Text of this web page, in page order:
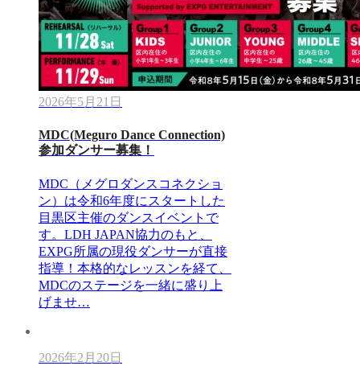
2026年5月21日
MDC(Meguro Dance Connection)
参加ダンサー募集！
MDC（メグロダンスコネクショ
ン）は令和6年度にスタートした
目黒区主催のダンスイベントで
す。LDH JAPAN協力のもと、
EXPG所属の現役ダンサーが直接
指導！本格的なレッスンを経て、
MDCのステージを一緒に盛り上
げませ…
2026年2月20日